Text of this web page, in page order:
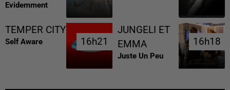
Evidemment
TEMPER CITY
Self Aware 16h21
16h21
JUNGELI ET
EMMA
Juste Un Peu
16h18
16h18